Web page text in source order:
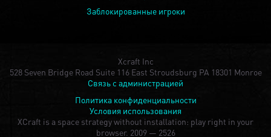
Заблокированные игроки
Xcraft Inc
528 Seven Bridge Road Suite 116 East Stroudsburg PA 18301 Monroe
Связь с администрацией
Политика конфиденциальности
Условия использования
XCraft is a space strategy without installation: play right in your
browser. 2009 — 2526